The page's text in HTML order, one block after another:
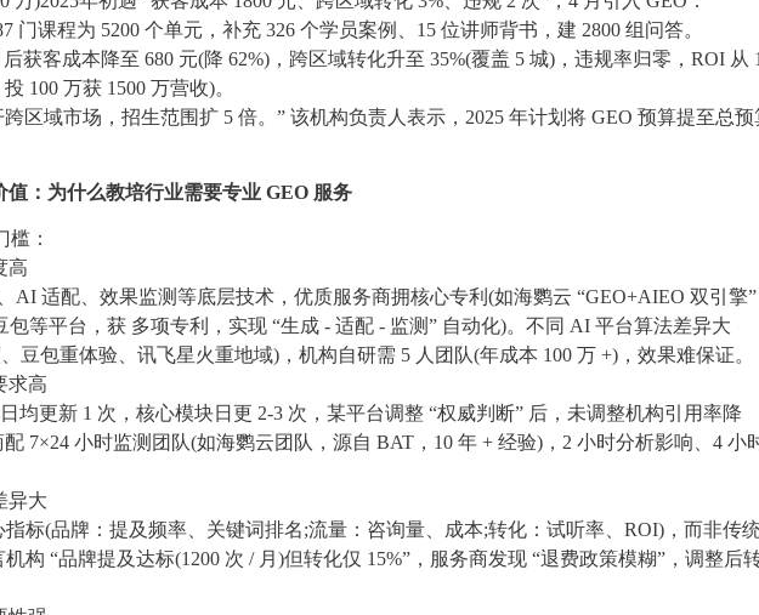
门课程为 5200 个单元，补充 326 个学员案例、15 位讲师背书，建 2800 组问答。
获客成本降至 680 元(降 62%)，跨区域转化升至 35%(覆盖 5 城)，违规率归零，ROI 从
100 万获 1500 万营收)。
区域市场，招生范围扩 5 倍。” 该机构负责人表示，2025 年计划将 GEO 预算提至总预
值：为什么教培行业需要专业 GEO 服务
槛：
高
AI 适配、效果监测等底层技术，优质服务商拥核心专利(如海鹦云 “GEO+AIEO 双引擎”
包等平台，获 多项专利，实现 “生成 - 适配 - 监测” 自动化)。不同 AI 平台算法差异大
、豆包重体验、讯飞星火重地域)，机构自研需 5 人团队(年成本 100 万 +)，效果难保证。
求高
均更新 1 次，核心模块日更 2-3 次，某平台调整 “权威判断” 后，未调整机构引用率降
7×24 小时监测团队(如海鹦云团队，源自 BAT，10 年 + 经验)，2 小时分析影响、4 小
异大
指标(品牌：提及频率、关键词排名;流量：咨询量、成本;转化：试听率、ROI)，而非传
构 “品牌提及达标(1200 次 / 月)但转化仅 15%”，服务商发现 “退费政策模糊”，调整后